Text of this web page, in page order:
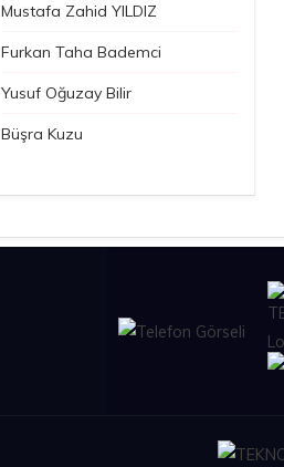
Mustafa Zahid YILDIZ
Furkan Taha Bademci
Yusuf Oğuzay Bilir
Büşra Kuzu